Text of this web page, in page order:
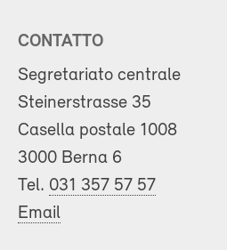
CONTATTO
Segretariato centrale
Steinerstrasse 35
Casella postale 1008
3000 Berna 6
Tel. 031 357 57 57
Email